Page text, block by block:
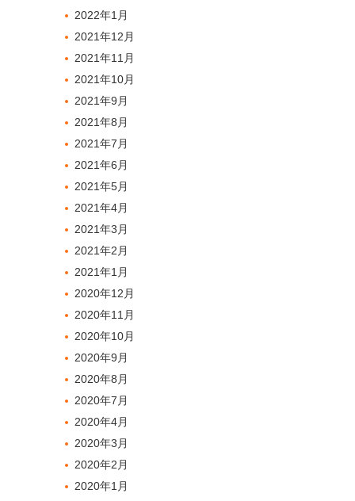
2022年1月
2021年12月
2021年11月
2021年10月
2021年9月
2021年8月
2021年7月
2021年6月
2021年5月
2021年4月
2021年3月
2021年2月
2021年1月
2020年12月
2020年11月
2020年10月
2020年9月
2020年8月
2020年7月
2020年4月
2020年3月
2020年2月
2020年1月